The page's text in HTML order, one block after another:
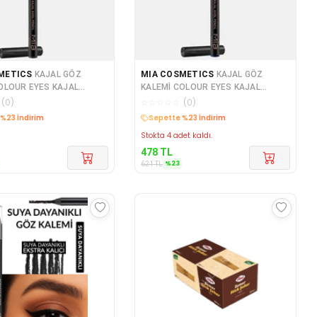
KAJAL GÖZ
(0)
İndirim
MIA COSMETICS KAJAL GÖZ
KALEMİ COLOUR EYES KAJAL
(0)
Sepette %23 İndirim
Stokta 4 adet kaldı.
478 TL
621TL %23